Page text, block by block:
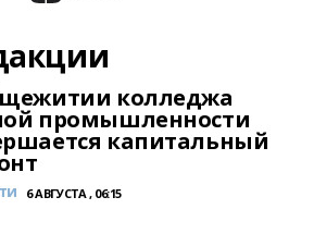
колледжа
промышленности
капитальный
6 АВГУСТА , 06:15